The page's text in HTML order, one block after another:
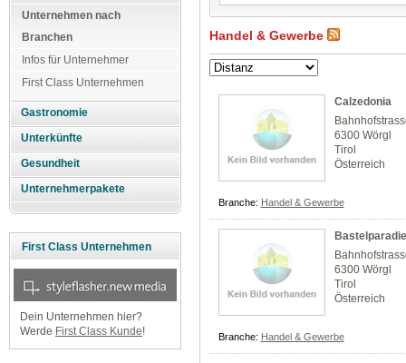
Unternehmen nach
Branchen
Infos für Unternehmer
First Class Unternehmen
Gastronomie
Unterkünfte
Gesundheit
Unternehmerpakete
First Class Unternehmen
Dein Unternehmen hier?
Werde First Class Kunde!
Handel & Gewerbe
Calzedonia
6300 Wörgl
Tirol
Österreich
Branche: Handel & Gewerbe
6300 Wörgl
Tirol
Österreich
Branche: Handel & Gewerbe